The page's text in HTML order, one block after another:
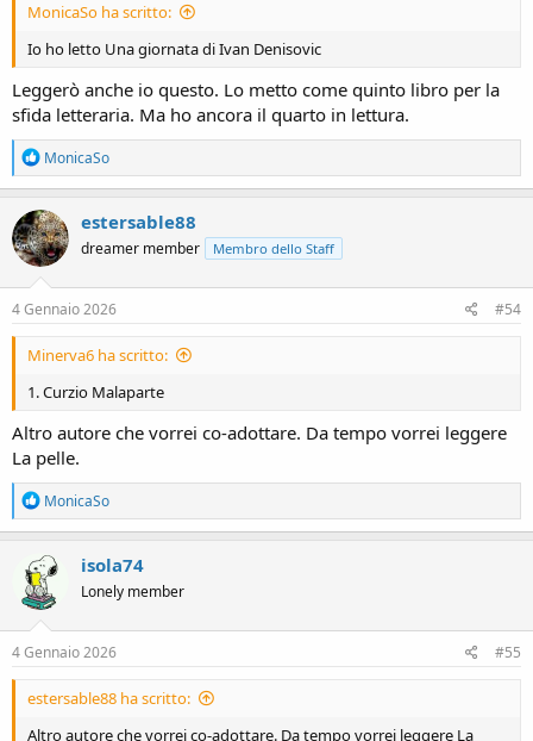
MonicaSo ha scritto:
Io ho letto Una giornata di Ivan Denisovic
Leggerò anche io questo. Lo metto come quinto libro per la
sfida letteraria. Ma ho ancora il quarto in lettura.
R
e
a
c
t
i
o
n
s
MonicaSo
estersable88
dreamer member Membro dello Staff
4 Gennaio 2026 #54
Minerva6 ha scritto:
1. Curzio Malaparte
Altro autore che vorrei co-adottare. Da tempo vorrei leggere
La pelle.
R
e
a
c
t
i
o
n
s
MonicaSo
isola74
Lonely member
4 Gennaio 2026 #55
estersable88 ha scritto:
Altro autore che vorrei co-adottare. Da tempo vorrei leggere La